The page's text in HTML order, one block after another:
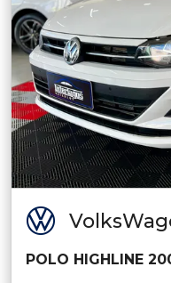
POLO HIGHLINE